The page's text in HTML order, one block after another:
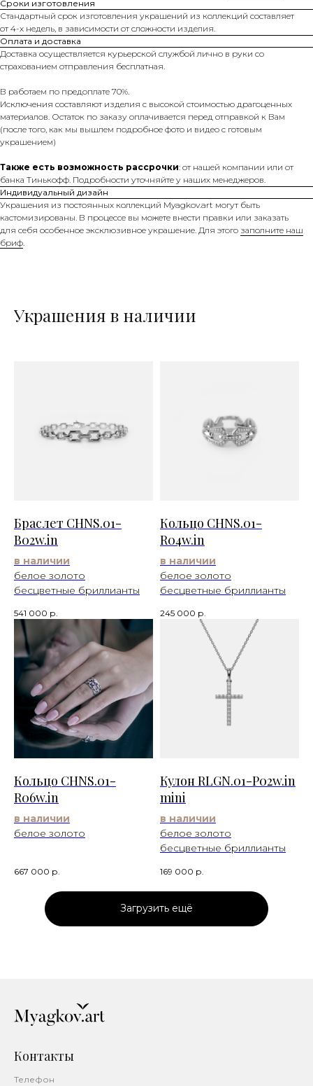
Сроки изготовления
Стандартный срок изготовления украшений из коллекций составляет
от 4-х недель, в зависимости от сложности изделия.
Оплата и доставка
Доставка осуществляется курьерской службой лично в руки со
страхованием отправления бесплатная.
В работаем по предоплате 70%.
Исключения составляют изделия с высокой стоимостью драгоценных
материалов. Остаток по заказу оплачивается перед отправкой к Вам
(после того, как мы вышлем подробное фото и видео с готовым
украшением)
Также есть возможность рассрочки: от нашей компании или от
банка Тинькофф. Подробности уточняйте у наших менеджеров.
Индивидуальный дизайн
Украшения из постоянных коллекций Myagkov.art могут быть
кастомизированы. В процессе вы можете внести правки или заказать
для себя особенное эксклюзивное украшение. Для этого заполните наш
бриф
Украшения в наличии
Браслет CHNS.01-
B02w.in
в наличии
белое золото
бесцветные бриллианты
541 000 р.
Кольцо CHNS.01-
R04w.in
в наличии
белое золото
бесцветные бриллианты
245 000 р.
Кольцо CHNS.01-
R06w.in
в наличии
белое золото
667 000 р.
Кулон RLGN.01-P02w.in
mini
в наличии
белое золото
бесцветные бриллианты
169 000 р.
Загрузить ещё
Контакты
Телефон